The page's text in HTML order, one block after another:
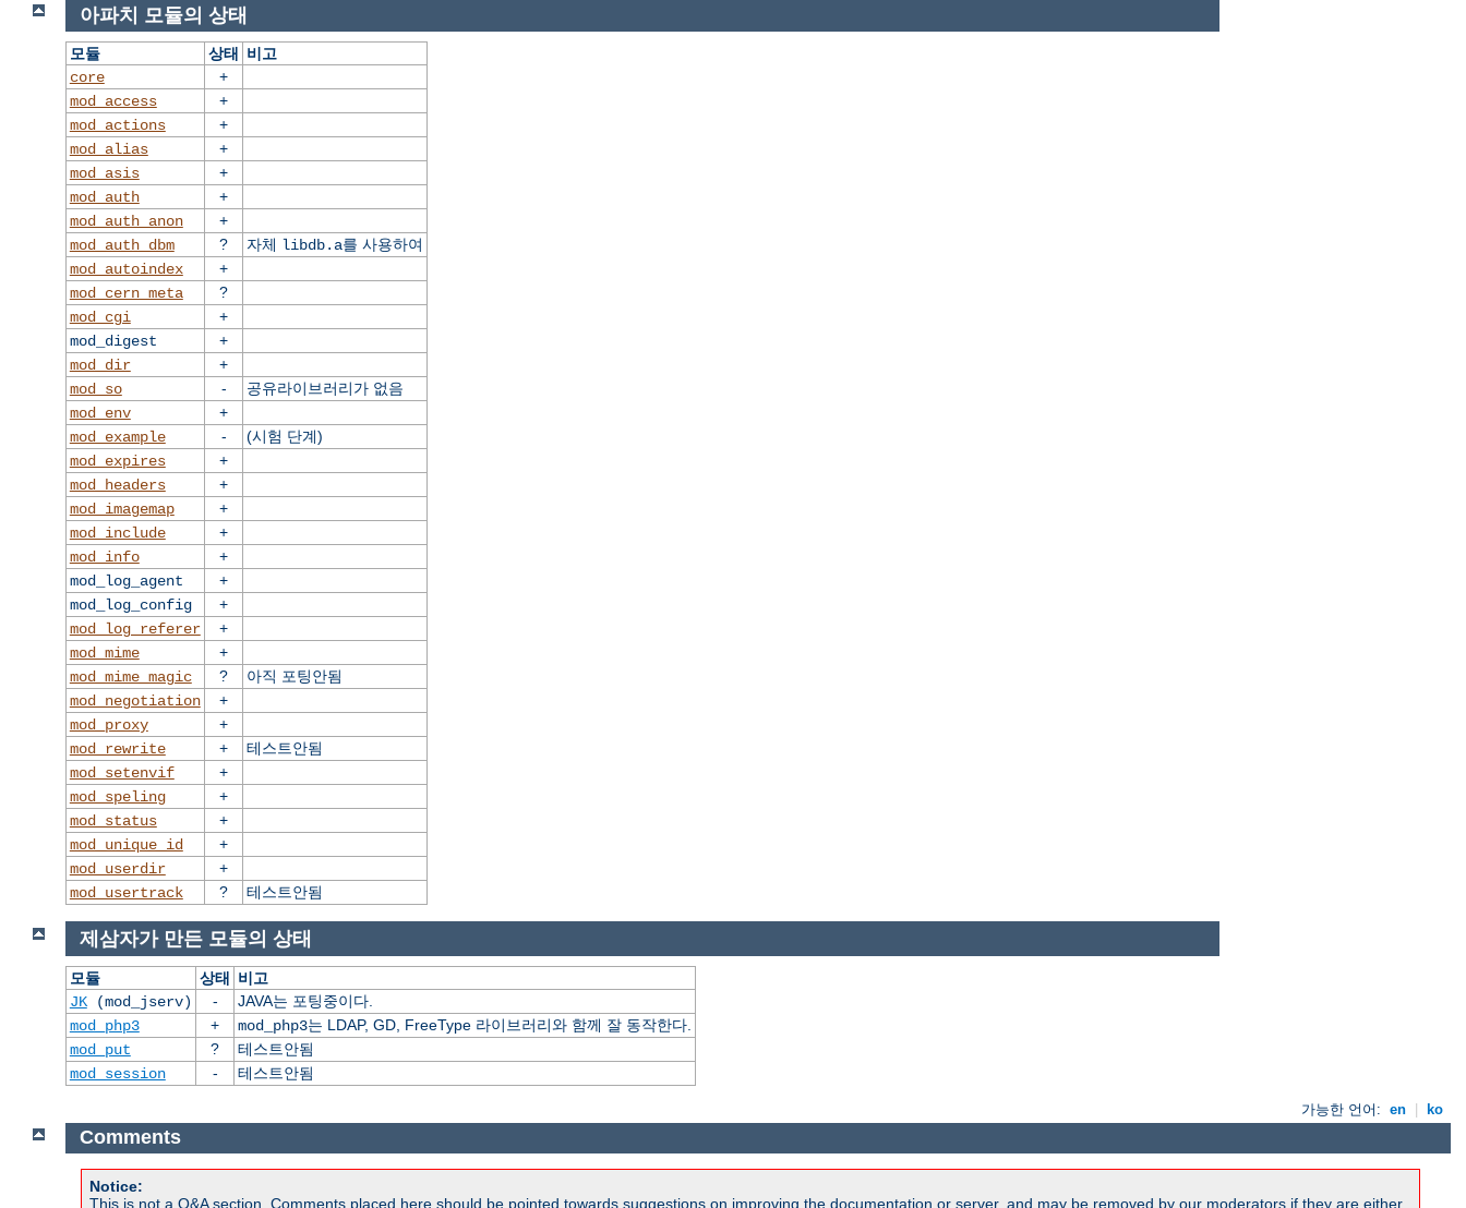
아파치 모듈의 상태
모듈 상태
비고
core
+
mod_access
+
mod_actions
+
mod_alias
+
mod_asis
+
mod_auth
+
mod_auth_anon
+
mod_auth_dbm
? 자체 libdb.a를 사용하여
mod_autoindex
+
mod_cern_meta
?
mod_cgi
+
mod_digest
+
mod_dir
+
mod_so
-
공유라이브러리가 없음
mod_env
+
mod_example
-
(시험 단계)
mod_expires
+
mod_headers
+
mod_imagemap
+
mod_include
+
mod_info
+
mod_log_agent
+
mod_log_config
+
mod_log_referer
+
mod_mime
+
mod_mime_magic
?
아직 포팅안됨
mod_negotiation
+
mod_proxy
+
mod_rewrite
+
테스트안됨
mod_setenvif
+
mod_speling
+
mod_status
+
mod_unique_id
+
mod_userdir
+
mod_usertrack
? 테스트안됨
제삼자가 만든 모듈의 상태
모듈 상태 비고
JK(mod_jserv) -
JAVA는 포팅중이다.
mod_php3
+ mod_php3는 LDAP, GD, FreeType 라이브러리와 함께 잘 동작한다.
mod_put
?
테스트안됨
mod_session
- 테스트안됨
가능한 언어: en | ko
Comments
Notice:
This is not a Q&A section. Comments placed here should be pointed towards suggestions on improving the documentation or server, and may be removed by our moderators if they are either